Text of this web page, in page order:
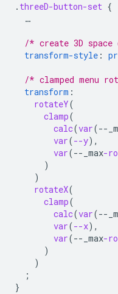
. threeD-button-set {
…
/* create 3D
transform-style :
/* clamped menu
transform :
rotateY(
clamp(
calc(var(--
var(--y),
var(-- _max-
)
)
rotateX(
clamp(
calc(var(--
var(--x),
var(-- _max-
)
)
;
}